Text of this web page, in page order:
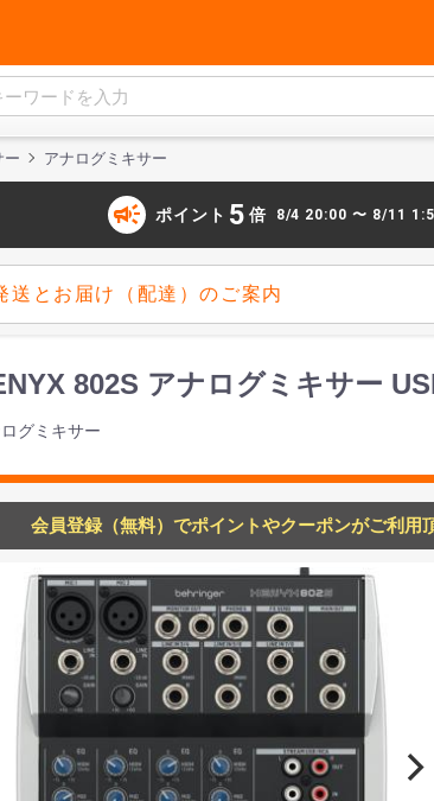
ー アナログミキサー
campaign ポイント 5 倍 8/4 20:00 〜 8/11
送とお届け（配達）のご案内
802S アナログミキサー
グミキサー
会員登録（無料）でポイントやクーポンがご利用